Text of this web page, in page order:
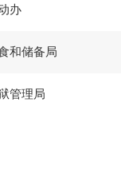
办
和储备局
管理局